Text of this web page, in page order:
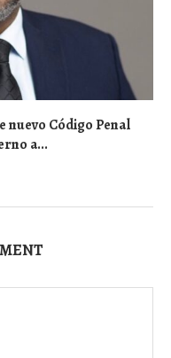
nuevo Código Penal
a...